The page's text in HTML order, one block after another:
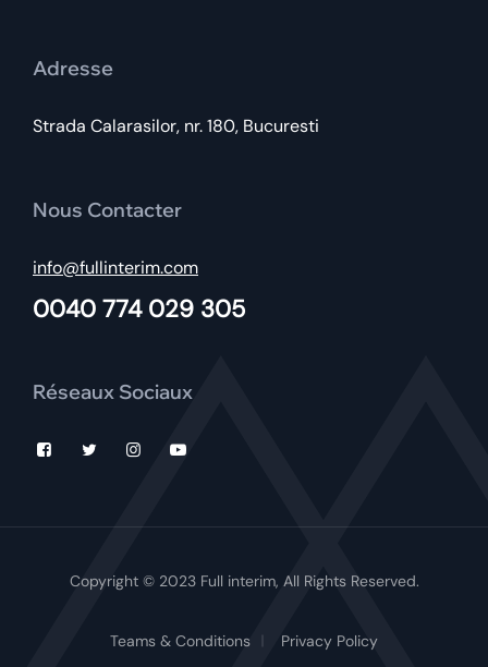
Adresse
Strada Calarasilor, nr. 180, Bucuresti
Nous Contacter
0040 774 029 305
info@fullinterim.com
Réseaux Sociaux
Copyright © 2023 Full interim, All Rights Reserved.
Teams & Conditions Privacy Policy